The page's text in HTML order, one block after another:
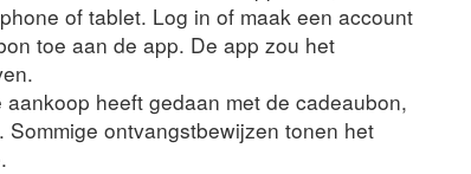
of tablet. Log in of maak een account
toe aan de app. De app zou het
heeft gedaan met de cadeaubon,
ontvangstbewijzen tonen het